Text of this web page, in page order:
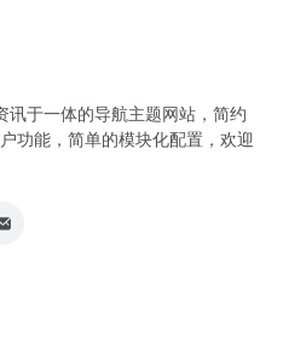
于一体的导航主题网站，简约
功能，简单的模块化配置，欢迎